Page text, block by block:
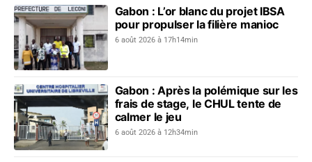
Gabon : L’or blanc du projet IBSA
pour propulser la filière manioc
6 août 2026 à 17h14min
Gabon : Après la polémique sur les
frais de stage, le CHUL tente de
calmer le jeu
6 août 2026 à 12h34min